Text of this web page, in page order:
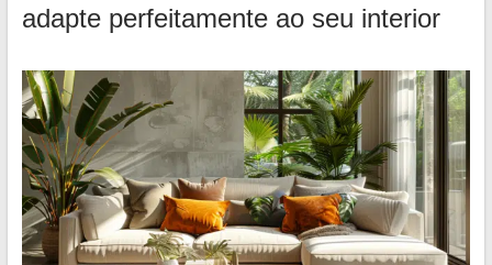
adapte perfeitamente ao seu interior